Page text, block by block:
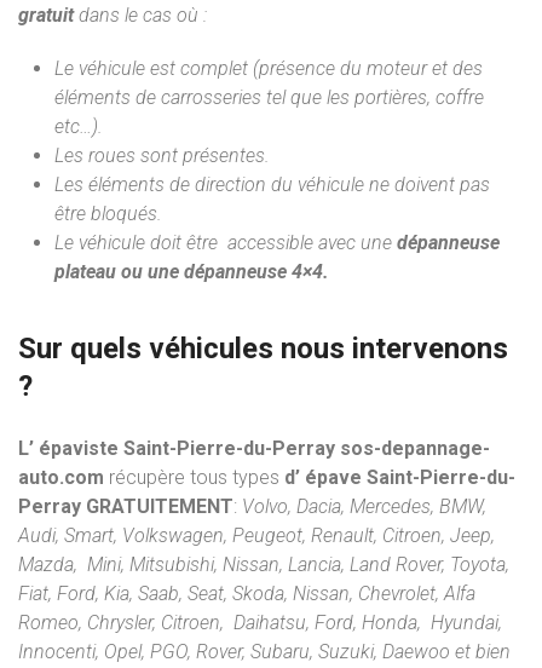
gratuitdans le cas où :
Le véhicule est complet (présence du moteur et des
éléments de carrosseries tel que les portières, coffre
etc…).
Les roues sont présentes.
Les éléments de direction du véhicule ne doivent pas
être bloqués.
Le véhicule doit être accessible avec une dépanneuse
plateau ou une dépanneuse 4×4.
Sur quels véhicules nous intervenons
?
L’ épaviste Saint-Pierre-du-Perray sos-depannage-
auto.com récupère tous types d’ épave Saint-Pierre-du-
Perray GRATUITEMENT: Volvo, Dacia, Mercedes, BMW,
Audi, Smart, Volkswagen, Peugeot, Renault, Citroen, Jeep,
Mazda, Mini, Mitsubishi, Nissan, Lancia, Land Rover, Toyota,
Fiat, Ford, Kia, Saab, Seat, Skoda, Nissan, Chevrolet, Alfa
Romeo, Chrysler, Citroen, Daihatsu, Ford, Honda, Hyundai,
Innocenti, Opel, PGO, Rover, Subaru, Suzuki, Daewoo et bien